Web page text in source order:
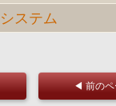
システム
◀ 前の